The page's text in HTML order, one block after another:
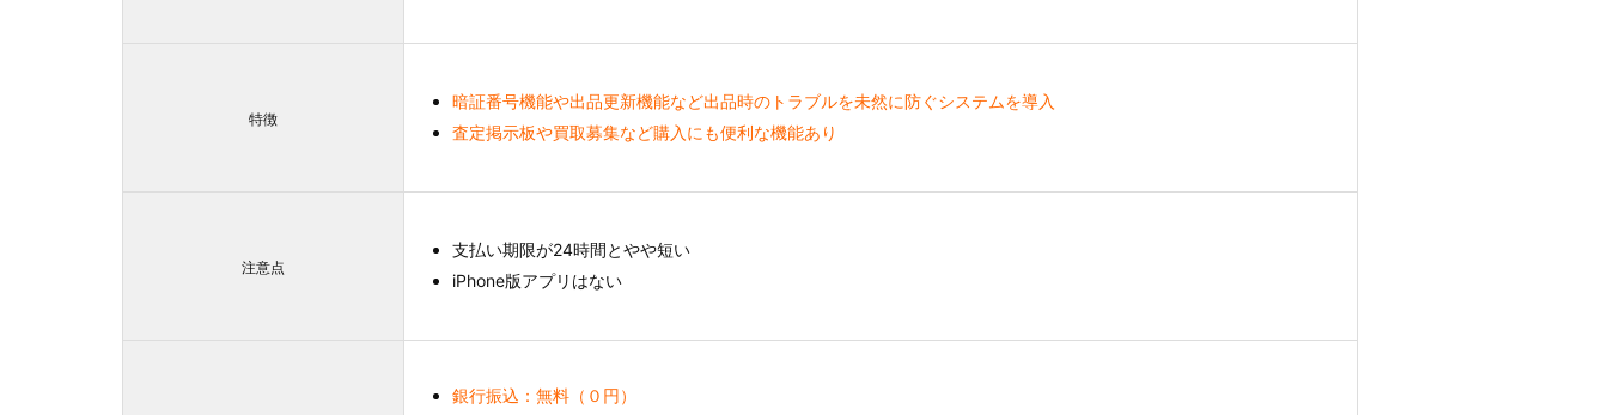
特徴
暗証番号機能や出品更新機能など出品時のトラブルを未然に防ぐシステムを導入
査定掲示板や買取募集など購入にも便利な機能あり
注意点
支払い期限が24時間とやや短い
iPhone版アプリはない
銀行振込：無料（０円）